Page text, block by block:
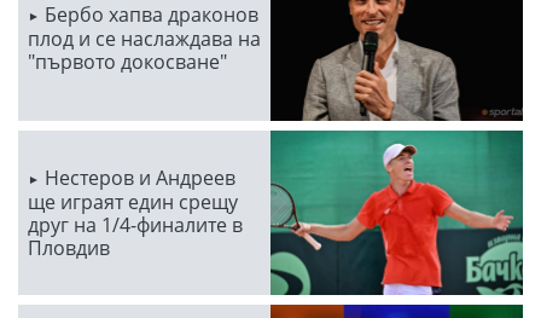
Бербо хапва драконов
плод и се наслаждава на
"първото докосване"
Нестеров и Андреев
ще играят един срещу
друг на 1/4-финалите в
Пловдив